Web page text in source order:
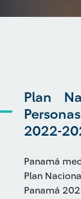
Plan
2022-
Panamá
Plan
Panamá